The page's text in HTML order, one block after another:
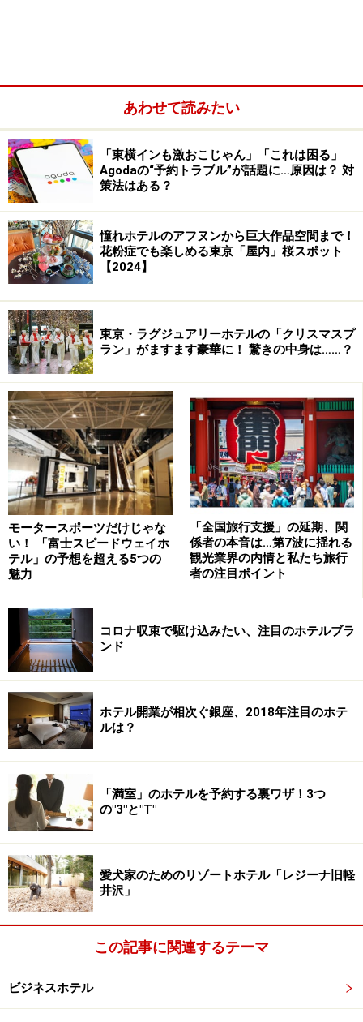
川口駅徒歩2分の好立地「川口ステーション
ホテル」
明るくゴジャスな雰囲気の廊下
群な「川口ステーションホテル」
りますが、館内、客室はキレイにリニューアルされてい
ます。
スッキリした色合いでまとめられた客室
廊下はブラウンを基調に絨毯がエンジ色でゴージャス感
が漂います。一方の客室は、落ち着いた配色に使いやす
いレイアウト。リーズナブルな料金設定が嬉しい駅近の
ホテルです。
リーズナブルに利用できるのが嬉しい
あわせて読みたい
「東横インも激おこじゃん」「これは困る」
Agodaの“予約トラブル”が話題に…原因は？ 対
策法はある？
憧れホテルのアフヌンから巨大作品空間まで！
花粉症でも楽しめる東京「屋内」桜スポット
【2024】
東京・ラグジュアリーホテルの「クリスマスプ
ラン」がますます豪華に！ 驚きの中身は……？
モータースポーツだけじゃな
い！ 「富士スピードウェイホ
テル」の予想を超える5つの
魅力
「全国旅行支援」の延期、関
係者の本音は…第7波に揺れる
観光業界の内情と私たち旅行
者の注目ポイント
コロナ収束で駆け込みたい、注目のホテルブラ
ンド
ホテル開業が相次ぐ銀座、2018年注目のホテ
ルは？
「満室」のホテルを予約する裏ワザ！3つ
の"3"と"T"
愛犬家のためのリゾートホテル「レジーナ旧軽
井沢」
この記事に関連するテーマ
ビジネスホテル